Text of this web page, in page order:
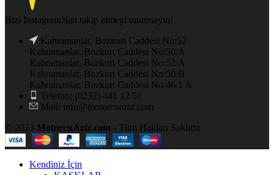
Bizi Instagram'dan takip etmeyi unutmayın!
Kahramanlar, Bozkurt Caddesi No:52
Kahramanlar, Bozkurt Caddesi No:50/A
Kahramanlar, Bozkurt Caddesi No:52/A
Kahramanlar, Bozkurt Caddesi No:50/B
Kahramanlar, Bozkurt Caddesi No:46/1 A
Telefon: (0232) 441 12 51
Mail: info@motorcuaziz.com
© 2023 MotorcuAziz.com - Tüm Hakları Saklıdır
Kendiniz İçin